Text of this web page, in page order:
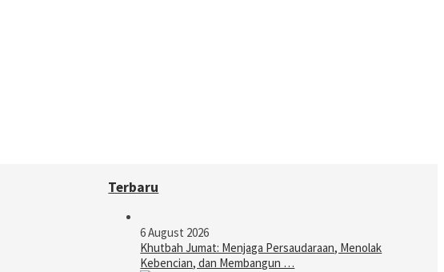
Terbaru
6 August 2026
Khutbah Jumat: Menjaga Persaudaraan, Menolak
Kebencian, dan Membangun …